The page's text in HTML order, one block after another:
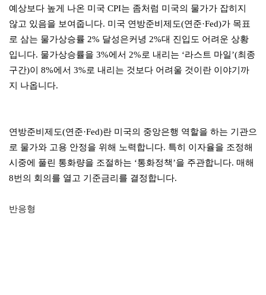
예상보다 높게 나온 미국 CPI는 좀처럼 미국의 물가가 잡히지
않고 있음을 보여줍니다. 미국 연방준비제도(연준·Fed)가 목표
로 삼는 물가상승률 2% 달성은커녕 2%대 진입도 어려운 상황
입니다. 물가상승률을 3%에서 2%로 내리는 ‘라스트 마일’(최종
구간)이 8%에서 3%로 내리는 것보다 어려울 것이란 이야기까
지 나옵니다.
연방준비제도(연준·Fed)란 미국의 중앙은행 역할을 하는 기관으
로 물가와 고용 안정을 위해 노력합니다. 특히 이자율을 조정해
시중에 풀린 통화량을 조절하는 ‘통화정책’을 주관합니다. 매해
8번의 회의를 열고 기준금리를 결정합니다.
반응형